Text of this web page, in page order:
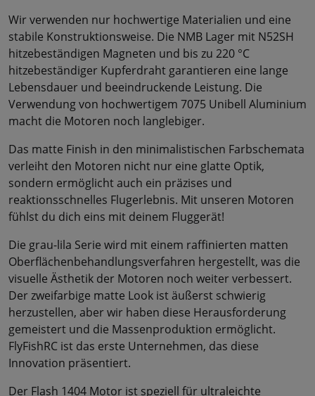
Wir verwenden nur hochwertige Materialien und eine
stabile Konstruktionsweise. Die NMB Lager mit N52SH
hitzebeständigen Magneten und bis zu 220 °C
hitzebeständiger Kupferdraht garantieren eine lange
Lebensdauer und beeindruckende Leistung. Die
Verwendung von hochwertigem 7075 Unibell Aluminium
macht die Motoren noch langlebiger.
Das matte Finish in den minimalistischen Farbschemata
verleiht den Motoren nicht nur eine glatte Optik,
sondern ermöglicht auch ein präzises und
reaktionsschnelles Flugerlebnis. Mit unseren Motoren
fühlst du dich eins mit deinem Fluggerät!
Die grau-lila Serie wird mit einem raffinierten matten
Oberflächenbehandlungsverfahren hergestellt, was die
visuelle Ästhetik der Motoren noch weiter verbessert.
Der zweifarbige matte Look ist äußerst schwierig
herzustellen, aber wir haben diese Herausforderung
gemeistert und die Massenproduktion ermöglicht.
FlyFishRC ist das erste Unternehmen, das diese
Innovation präsentiert.
Der Flash 1404 Motor ist speziell für ultraleichte